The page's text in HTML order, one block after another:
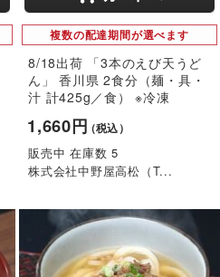
複数の配達期間が選べます
8/18出荷 「3本のえび天うど
ん」 香川県 2食分（麺・具・
汁 計425g／食） ※冷凍
1,660円（税込）
販売中 在庫数 5
株式会社中野屋高松（T...